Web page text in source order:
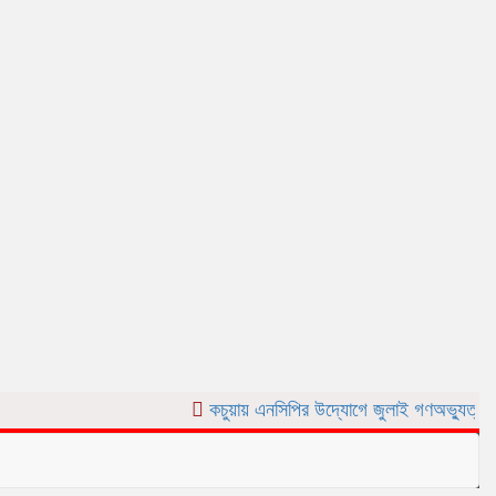
কচুয়ায় এনসিপির উদ্যোগে জুলাই গণঅভ্যুত্থান দিবসে